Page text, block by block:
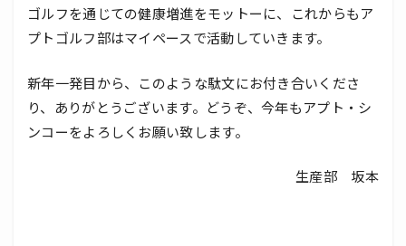
ゴルフを通じての健康増進をモットーに、これからもア
プトゴルフ部はマイペースで活動していきます。
新年一発目から、このような駄文にお付き合いくださ
り、ありがとうございます。どうぞ、今年もアプト・シ
ンコーをよろしくお願い致します。
生産部 坂本